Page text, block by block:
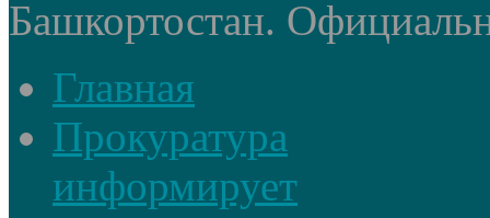
Башкортостан.
Главная
Прокуратура
информирует